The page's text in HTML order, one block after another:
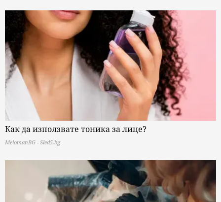
Как да използвате тоника за лице?
MelomanBG - Sled5.bg